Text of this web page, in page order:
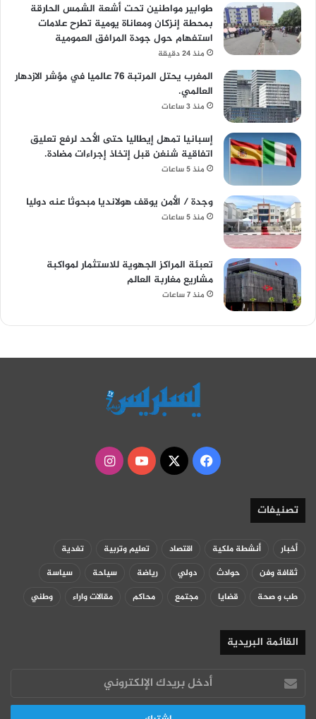
طوابير مواطنين تحت أشعة الشمس الحارقة
بمحطة إنزكان ومعاناة يومية تطرح علامات
استفهام حول جودة المرافق العمومية
منذ 24 دقيقة
المغرب يحتل المرتبة 76 عالميا في مؤشر الازدهار
العالمي.
منذ 3 ساعات
إسبانيا تمهل إيطاليا حتى الأحد لرفع تعليق
اتفاقية شنغن قبل إتخاذ إجراءات مضادة.
منذ 5 ساعات
وجدة / الأمن يوقف هولانديا مبحوثا عنه دوليا
منذ 5 ساعات
تعبئة المراكز الجهوية للاستثمار لمواكبة
مشاريع مغاربة العالم
منذ 7 ساعات
فيسبوك
‫X
‫YouTubeانستقرام
تصنيفات
أخبار أنشطة ملكية اقتصاد تعليم وتربية
تغدية
ثقافة وفن
حوادث دولي رياضة سياحة
سياسة
طب و صحة
قضايا مجتمع محاكم مقالات واراء وطني
القائمة البريدية
أدخل
بريدك
الإلكتروني